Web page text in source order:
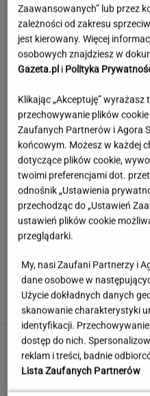
Córka
Tyle osób
Rekord padł
trafia się
Zaawansowanych” lub przez
zależności od zakresu
jest kierowany. Więcej
osobowych znajdziesz w
Gazeta.pl i Polityka
Klikając „Akceptuję”
przechowywanie plików
Zaufanych Partnerów i Agora
końcowym. Możesz w każdej
dotyczące plików cookie,
twoimi preferencjami dot.
odnośnik „Ustawienia
przechodząc do „Ustawień
ustawień plików cookie
przeglądarki.
My, nasi Zaufani Partnerzy i
dane osobowe w
Użycie dokładnych danych
skanowanie charakterystyki
identyfikacji.
dostęp do nich.
reklam i treści, badnie
Lista Zaufanych Partnerów